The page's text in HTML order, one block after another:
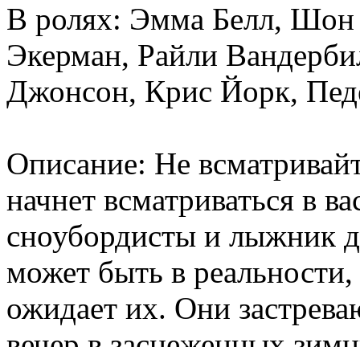
В ролях: Эмма Белл,
Экерман, Райли
Джонсон, Крис Йорк,
Описание: Не
начнет всматриваться в
сноубордисты и лыжник
может быть в
ожидает их. Они